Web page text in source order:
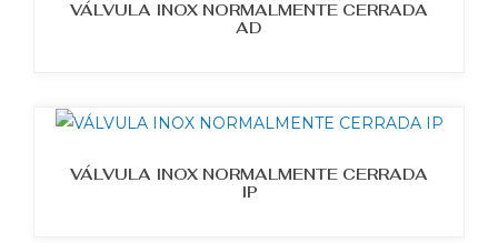
VÁLVULA INOX NORMALMENTE CERRADA
AD
VÁLVULA INOX NORMALMENTE CERRADA
IP